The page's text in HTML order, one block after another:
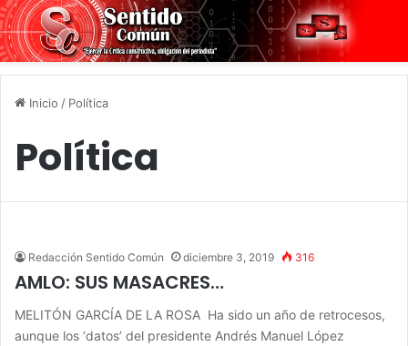
Inicio / Política
Política
Redacción Sentido Común diciembre 3, 2019 316
AMLO: SUS MASACRES…
MELITÓN GARCÍA DE LA ROSA Ha sido un año de retrocesos,
aunque los ‘datos’ del presidente Andrés Manuel López